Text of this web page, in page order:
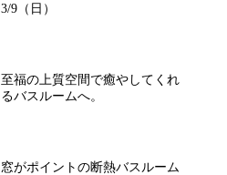
3/9（日）
至福の上質空間で癒やしてくれ
るバスルームへ。
窓がポイントの断熱バスルーム